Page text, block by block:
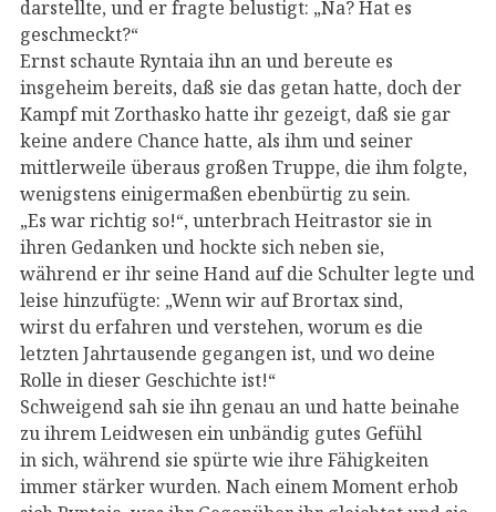
darstellte, und er fragte belustigt: „Na? Hat es
geschmeckt?“
Ernst schaute Ryntaia ihn an und bereute es
insgeheim bereits, daß sie das getan hatte, doch der
Kampf mit Zorthasko hatte ihr gezeigt, daß sie gar
keine andere Chance hatte, als ihm und seiner
mittlerweile überaus großen Truppe, die ihm folgte,
wenigstens einigermaßen ebenbürtig zu sein.
„Es war richtig so!“, unterbrach Heitrastor sie in
ihren Gedanken und hockte sich neben sie,
während er ihr seine Hand auf die Schulter legte und
leise hinzufügte: „Wenn wir auf Brortax sind,
wirst du erfahren und verstehen, worum es die
letzten Jahrtausende gegangen ist, und wo deine
Rolle in dieser Geschichte ist!“
Schweigend sah sie ihn genau an und hatte beinahe
zu ihrem Leidwesen ein unbändig gutes Gefühl
in sich, während sie spürte wie ihre Fähigkeiten
immer stärker wurden. Nach einem Moment erhob